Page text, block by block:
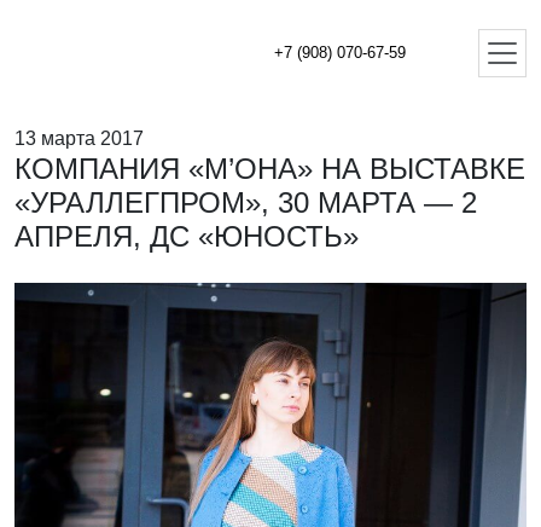
+7 (908) 070-67-59
13 марта 2017
КОМПАНИЯ «М’ОНА» НА ВЫСТАВКЕ
«УРАЛЛЕГПРОМ», 30 МАРТА — 2
АПРЕЛЯ, ДС «ЮНОСТЬ»